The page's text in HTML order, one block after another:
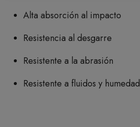
Alta absorción al impacto
Resistencia al desgarre
Resistente a la abrasión
Resistente a fluidos y humedad